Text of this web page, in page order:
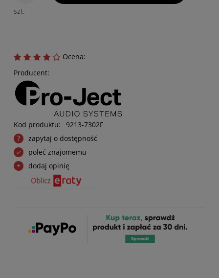
szt.
Ocena:
Producent:
Kod produktu:
9213-7302F
zapytaj o dostępność
poleć znajomemu
dodaj opinię